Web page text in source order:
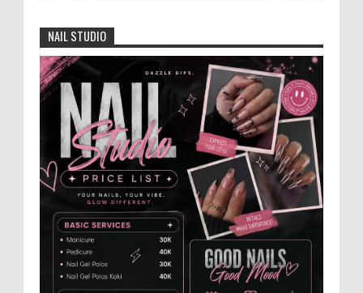
Kabupaten Jember 2026-2031
Jajaran Dewan Pengurus DPC Kabupaten
Jember 2025-2031, saat foto bersama
usai acara pelantikan di Gedung Jember Nusantara,
Selasa 28 Juli 2...
Anggota Karang Taruna Urunan Demi
Nobar Indonesia Lawan Vietnam
Pertandingan sepakbola antara Tim
Indonesia dan Vietnam tidak dilewatkan
begitu saha oleh penggemar bola, termasuk karang
taruna bahkan mere...
Dukung Pariwisata Polres Magetan Turut
NAIL STUDIO